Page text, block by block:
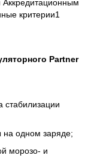
критерии1
Partner
стабилизации
на одном заряде;
морозо- и